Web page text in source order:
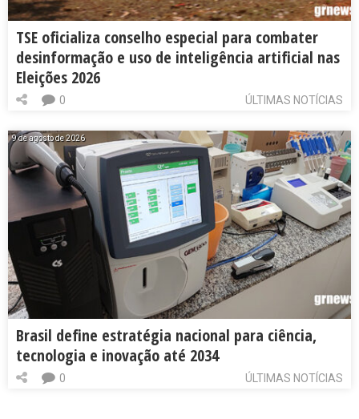
TSE oficializa conselho especial para combater
desinformação e uso de inteligência artificial nas
Eleições 2026
ÚLTIMAS NOTÍCIAS
0
9 de agosto de 2026
Brasil define estratégia nacional para ciência,
tecnologia e inovação até 2034
ÚLTIMAS NOTÍCIAS
0